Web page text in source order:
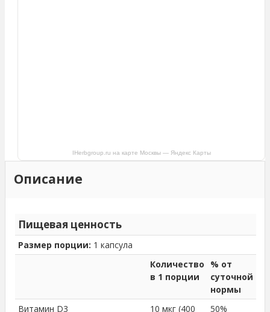
IHerbgroup.ru на карте Москвы — Яндекс Карты
Описание
Пищевая ценность
Размер порции: 1 капсула
Количество
в 1 порции
% от
суточной
нормы
Витамин D3
10 мкг (400
50%